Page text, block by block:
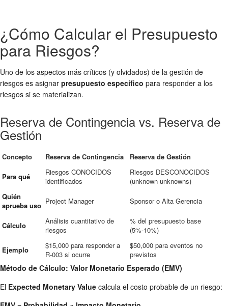
¿Cómo Calcular el Presupuesto
para Riesgos?
Uno de los aspectos más críticos (y olvidados) de la gestión de
riesgos es asignar presupuesto específico para responder a los
riesgos si se materializan.
Reserva de Contingencia vs. Reserva de
Gestión
Concepto Reserva de Contingencia Reserva de Gestión
Para qué
Riesgos CONOCIDOS
identificados
Riesgos DESCONOCIDOS
(unknown unknowns)
Quién
aprueba uso Project Manager Sponsor o Alta Gerencia
Cálculo
Análisis cuantitativo de
riesgos
% del presupuesto base
(5%-10%)
Ejemplo
$15,000 para responder a
R-003 si ocurre
$50,000 para eventos no
previstos
Método de Cálculo: Valor Monetario Esperado (EMV)
El Expected Monetary Value calcula el costo probable de un riesgo: